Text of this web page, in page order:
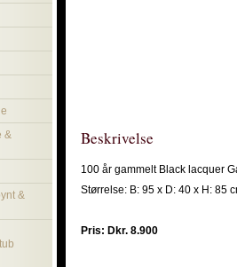
&
&
Beskrivelse
100 år gammelt Black lacquer
Størrelse: B: 95 x D: 40 x H: 85
Pris: Dkr. 8.900